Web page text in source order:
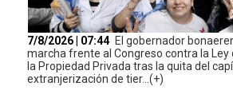
7/8/2026 | 07:44 El gobernador
marcha frente al Congreso contra la Ley
la Propiedad Privada tras la quita del
extranjerización de tier...(+)